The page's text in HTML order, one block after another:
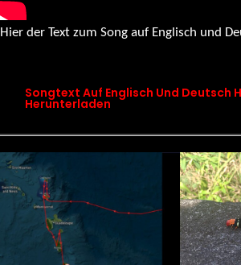
Hier der Text zum Song auf Englisch und
Songtext Auf Englisch Und Deutsch
Herunterladen